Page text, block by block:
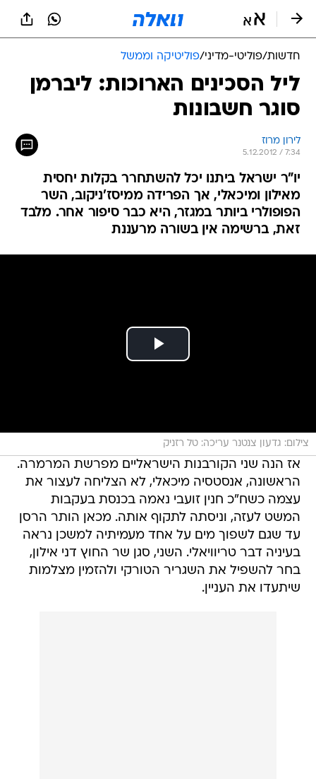
חדשות/פוליטי-מדיני/פוליטיקה וממשל
ליל הסכינים הארוכות: ליברמן
סוגר חשבונות
לירון מרוז
5.12.2012 / 7:34
יו"ר ישראל ביתנו יכל להשתחרר בקלות יחסית
מאילון ומיכאלי, אך הפרידה ממיסז'ניקוב, השר
הפופולרי ביותר במגזר, היא כבר סיפור אחר. מלבד
זאת, ברשימה אין בשורה מרעננת
צילום: גדעון צנטנר עריכה: טל רזניק
אז הנה שני הקורבנות הישראליים מפרשת המרמרה.
הראשונה, אנסטסיה מיכאלי, לא הצליחה לעצור את
עצמה כשח"כ חנין זועבי נאמה בכנסת בעקבות
המשט לעזה, וניסתה לתקוף אותה. מכאן הותר הרסן
עד שגם לשפוך מים על אחד מעמיתיה למשכן נראה
בעיניה דבר טריוויאלי. השני, סגן שר החוץ דני אילון,
בחר להשפיל את השגריר הטורקי ולהזמין מצלמות
שיתעדו את העניין.